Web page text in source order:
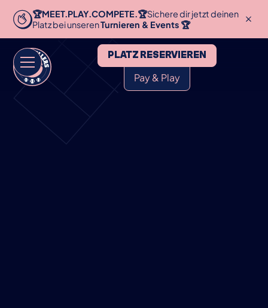
🏆MEET.PLAY.COMPETE.🏆Sichere dir jetzt deinen
Platz bei unserenTurnieren & Events 🏆
PLATZ RESERVIEREN
Pay & Play